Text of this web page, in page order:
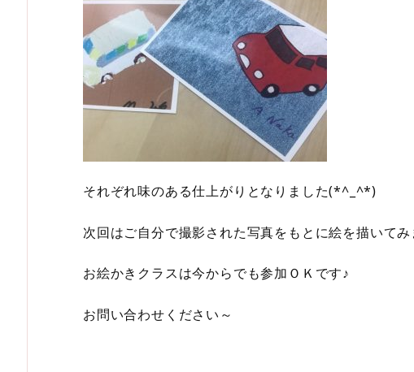
それぞれ味のある仕上がりとなりました(*^_^*)
次回はご自分で撮影された写真をもとに絵を描いてみ
お絵かきクラスは今からでも参加ＯＫです♪
お問い合わせください～